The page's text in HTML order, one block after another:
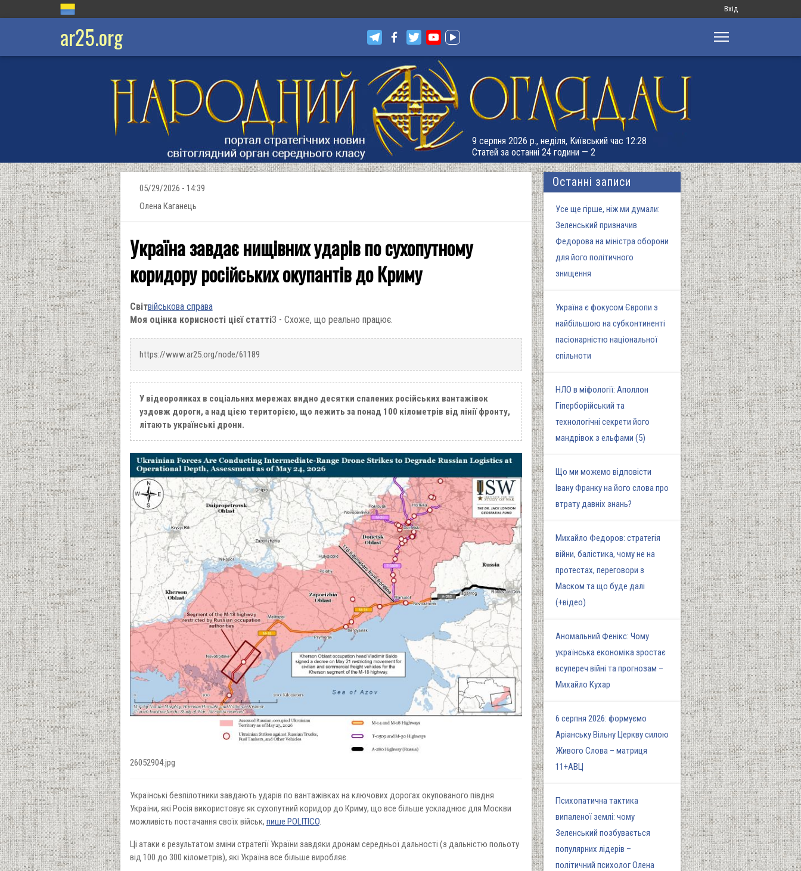
Меню
запису
Вхід
ar25.org
9 серпня 2026 р., неділя, Київський час 12:28
Статей за останні 24 години — 2
05/29/2026 - 14:39
Олена Каганець
Україна завдає нищівних ударів по сухопутному
коридору російських окупантів до Криму
Світвійськова справа
Моя оцінка корисності цієї статті3 - Схоже, що реально працює.
https://www.ar25.org/node/61189
У відеороликах в соціальних мережах видно десятки спалених російських вантажівок
уздовж дороги, а над цією територією, що лежить за понад 100 кілометрів від лінії фронту,
літають українські дрони.
26052904.jpg
Українські безпілотники завдають ударів по вантажівках на ключових дорогах окупованого півдня
України, які Росія використовує як сухопутний коридор до Криму, що все більше ускладнює для Москви
можливість постачання своїх військ, пише POLITICO.
Ці атаки є результатом зміни стратегії України завдяки дронам середньої дальності (з дальністю польоту
від 100 до 300 кілометрів), які Україна все більше виробляє.
Останні записи
Усе ще гірше, ніж ми думали:
Зеленський призначив
Федорова на міністра оборони
для його політичного
знищення
Україна є фокусом Європи з
найбільшою на субконтиненті
пасіонарністю національної
спільноти
НЛО в міфології: Аполлон
Гіперборійський та
технологічні секрети його
мандрівок з ельфами (5)
Що ми можемо відповісти
Івану Франку на його слова про
втрату давніх знань?
Михайло Федоров: стратегія
війни, балістика, чому не на
протестах, переговори з
Маском та що буде далі
(+відео)
Аномальний Фенікс: Чому
українська економіка зростає
всупереч війні та прогнозам –
Михайло Кухар
6 серпня 2026: формуємо
Аріанську Вільну Церкву силою
Живого Слова – матриця
11+АВЦ
Психопатична тактика
випаленої землі: чому
Зеленський позбувається
популярних лідерів –
політичний психолог Олена